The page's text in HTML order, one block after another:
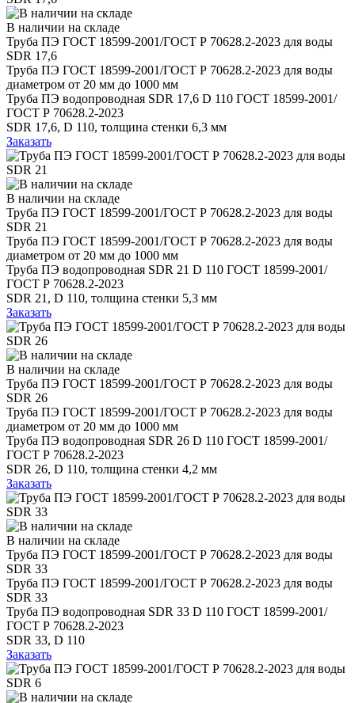
В наличии на складе
Труба ПЭ ГОСТ 18599-2001/ГОСТ Р 70628.2-2023 для воды
SDR 17,6
Труба ПЭ ГОСТ 18599-2001/ГОСТ Р 70628.2-2023 для воды
диаметром от 20 мм до 1000 мм
Труба ПЭ водопроводная SDR 17,6 D 110 ГОСТ 18599-2001/
ГОСТ Р 70628.2-2023
SDR 17,6, D 110, толщина стенки 6,3 мм
Заказать
В наличии на складе
Труба ПЭ ГОСТ 18599-2001/ГОСТ Р 70628.2-2023 для воды
SDR 21
Труба ПЭ ГОСТ 18599-2001/ГОСТ Р 70628.2-2023 для воды
диаметром от 20 мм до 1000 мм
Труба ПЭ водопроводная SDR 21 D 110 ГОСТ 18599-2001/
ГОСТ Р 70628.2-2023
SDR 21, D 110, толщина стенки 5,3 мм
Заказать
В наличии на складе
Труба ПЭ ГОСТ 18599-2001/ГОСТ Р 70628.2-2023 для воды
SDR 26
Труба ПЭ ГОСТ 18599-2001/ГОСТ Р 70628.2-2023 для воды
диаметром от 20 мм до 1000 мм
Труба ПЭ водопроводная SDR 26 D 110 ГОСТ 18599-2001/
ГОСТ Р 70628.2-2023
SDR 26, D 110, толщина стенки 4,2 мм
Заказать
В наличии на складе
Труба ПЭ ГОСТ 18599-2001/ГОСТ Р 70628.2-2023 для воды
SDR 33
Труба ПЭ ГОСТ 18599-2001/ГОСТ Р 70628.2-2023 для воды
SDR 33
Труба ПЭ водопроводная SDR 33 D 110 ГОСТ 18599-2001/
ГОСТ Р 70628.2-2023
SDR 33, D 110
Заказать